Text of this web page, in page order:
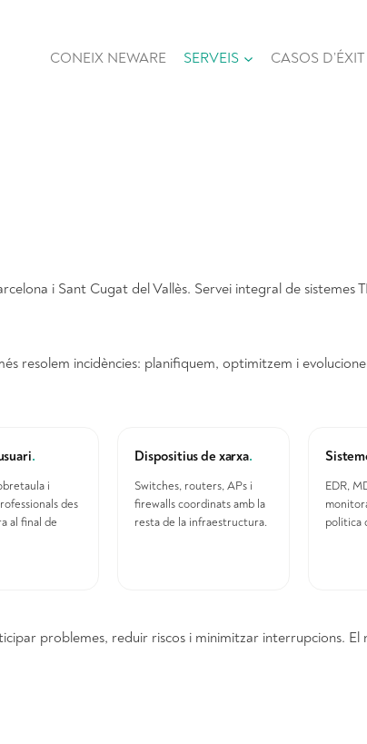
CONEIX NEWARE SERVEIS CASOS D’ÉXIT
i Sant Cugat del Vallès. Servei integral de
resolem incidències: planifiquem, optimitzem i
.
i
des
al final de
Dispositius de xarxa.
Switches, routers, APs i
firewalls coordinats amb la
resta de la infraestructura.
EDR,
política
problemes, reduir riscos i minimitzar interrupcions.